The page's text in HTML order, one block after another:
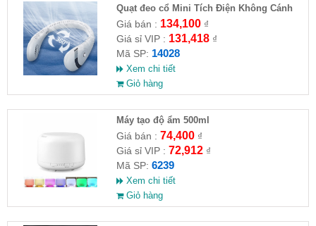
Quạt đeo cổ Mini Tích Điện Không Cánh
Tiện Lợi
Giá bán : 134,100₫
Giá sỉ VIP : 131,418₫
Mã SP: 14028
Xem chi tiết
Giỏ hàng
Máy tạo độ ẩm 500ml
Giá bán : 74,400₫
Giá sỉ VIP : 72,912₫
Mã SP: 6239
Xem chi tiết
Giỏ hàng